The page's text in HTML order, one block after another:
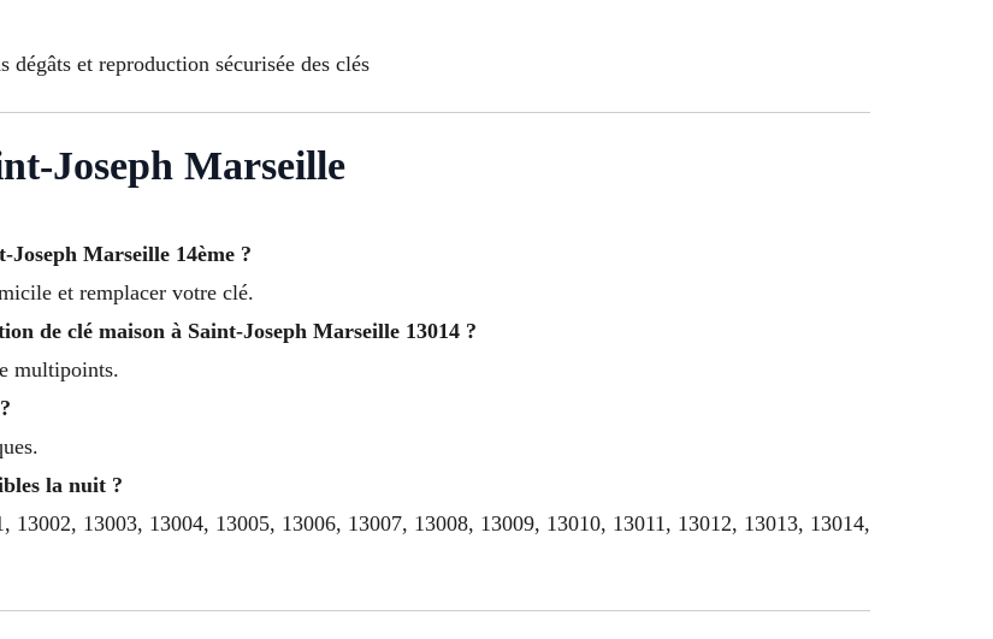
dégâts et reproduction sécurisée des clés
Joseph Marseille
Joseph Marseille 14ème ?
et remplacer votre clé.
de clé maison à Saint-Joseph Marseille 13014 ?
multipoints.
la nuit ?
13002, 13003, 13004, 13005, 13006, 13007, 13008, 13009, 13010, 13011, 13012, 13013, 13014,